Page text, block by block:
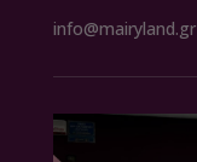
info@mairyland.gr